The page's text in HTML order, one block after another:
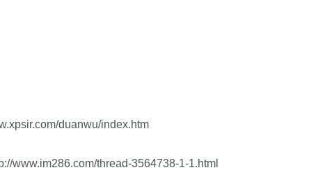
duanwu/index.htm
www.im286.com/thread-3564738-1-1.html